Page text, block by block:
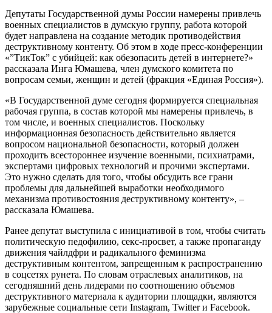
Депутаты Государственной думы России намерены привлечь
военных специалистов в думскую группу, работа которой
будет направлена на создание методик противодействия
деструктивному контенту. Об этом в ходе пресс-конференции
«”ТикТок” с убийцей: как обезопасить детей в интернете?»
рассказала Инга Юмашева, член думского комитета по
вопросам семьи, женщин и детей (фракция «Единая Россия»).
«В Государственной думе сегодня формируется специальная
рабочая группа, в состав которой мы намерены привлечь, в
том числе, и военных специалистов. Поскольку
информационная безопасность действительно является
вопросом национальной безопасности, который должен
проходить всестороннее изучение военными, психиатрами,
экспертами цифровых технологий и прочими экспертами.
Это нужно сделать для того, чтобы обсудить все грани
проблемы для дальнейшей выработки необходимого
механизма противостояния деструктивному контенту», –
рассказала Юмашева.
Ранее депутат выступила с инициативой в том, чтобы считать
политическую педофилию, секс-просвет, а также пропаганду
движения чайлдфри и радикального феминизма
деструктивным контентом, запрещенным к распространению
в соцсетях рунета. По словам отраслевых аналитиков, на
сегодняшний день лидерами по соотношению объемов
деструктивного материала к аудитории площадки, являются
зарубежные социальные сети Instagram, Twitter и Facebook.